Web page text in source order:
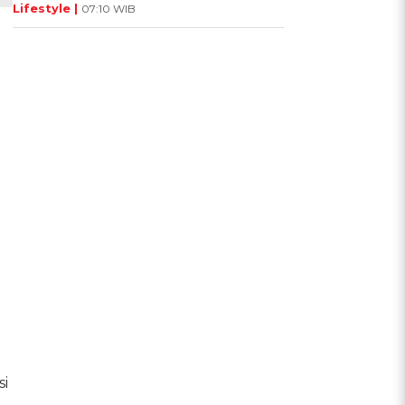
Lifestyle | 07:10 WIB